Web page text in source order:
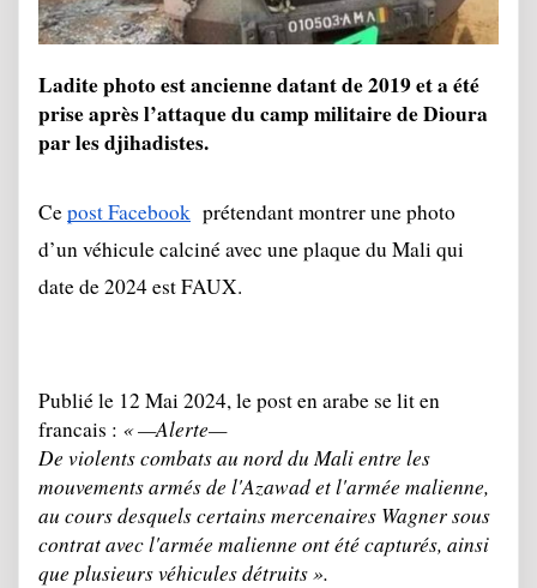
Ladite photo est ancienne datant de 2019 et a été
prise après l’attaque du camp militaire de Dioura
par les djihadistes.
Ce post Facebook prétendant montrer une photo
d’un véhicule calciné avec une plaque du Mali qui
date de 2024 est FAUX.
Publié le 12 Mai 2024, le post en arabe se lit en
francais : « —Alerte—
De violents combats au nord du Mali entre les
mouvements armés de l'Azawad et l'armée malienne,
au cours desquels certains mercenaires Wagner sous
contrat avec l'armée malienne ont été capturés, ainsi
que plusieurs véhicules détruits ».